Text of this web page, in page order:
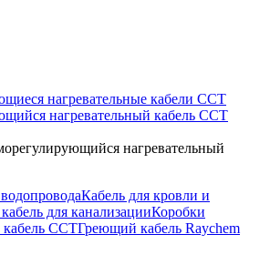
нагревательные кабели ССТ
нагревательный кабель ССТ
нагревательный
Кабель для кровли и
для канализацииКоробки
ССТГреющий кабель Raychem